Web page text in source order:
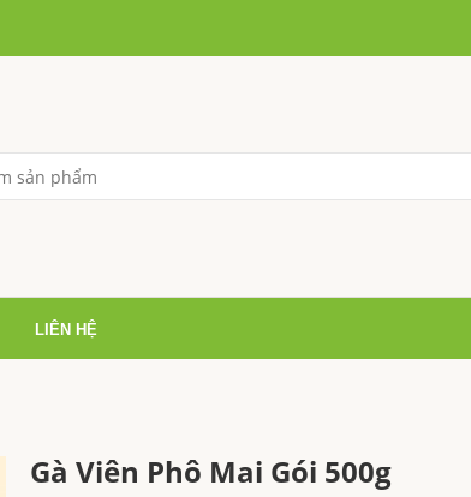
LIÊN HỆ
Gà Viên Phô Mai Gói 500g